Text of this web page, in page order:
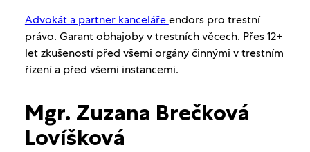
Advokát a partner kancelářeendors pro trestní
právo. Garant obhajoby v trestních věcech. Přes 12+
let zkušeností před všemi orgány činnými v trestním
řízení a před všemi instancemi.
Mgr. Zuzana Brečková
Lovíšková